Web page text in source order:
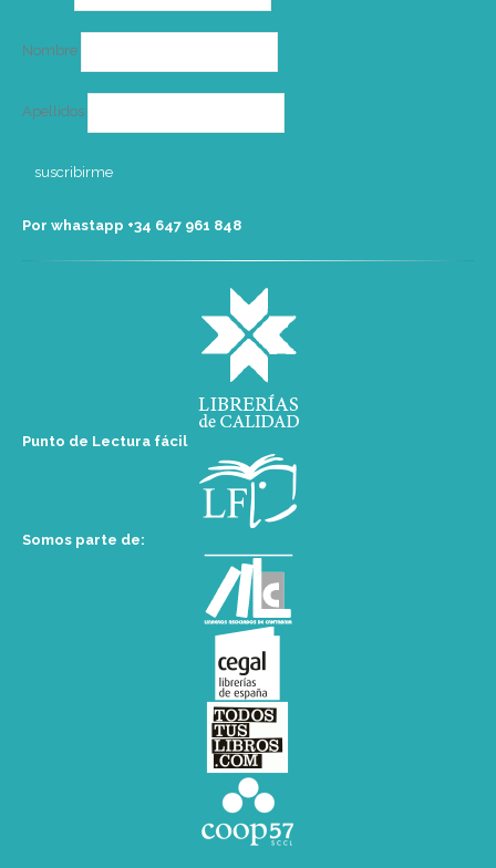
Nombre
Apellidos
Por whastapp +34 ‭647 961 848‬
Punto de Lectura fácil
Somos parte de: